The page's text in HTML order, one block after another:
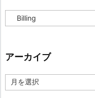
テ
ー
アーカイブ
ー